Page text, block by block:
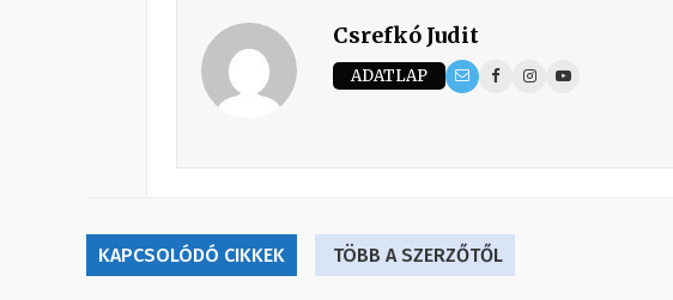
Csrefkó Judit
ADATLAP
KAPCSOLÓDÓ CIKKEK TÖBB A SZERZŐTŐL